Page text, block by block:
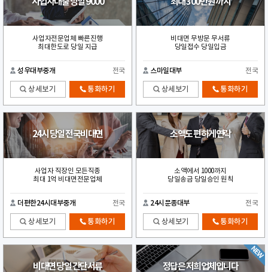
사업자전문업체 빠른진행
최대한도로 당일 지급
성우대부중개 전국
상세보기 통화하기
비대면 무방문 무서류
당일접수 당일입금
스마일대부 전국
상세보기 통화하기
24시 당일 전국비대면
사업자 직장인 모든직종
최대 1억 비대면전문업체
더편한24시대부중개 전국
상세보기 통화하기
소액도 편하게연락
소액에서 1000까지
당일송금 당일승인 원칙
24시문종대부 전국
상세보기 통화하기
비대면 당일 간단서류 정답은 저희업체입니다